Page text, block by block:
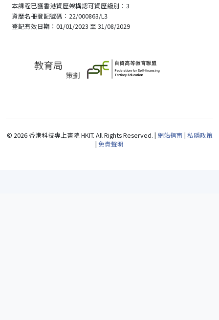
本課程已獲香港資歷架構認可資歷級別：3
資歷名冊登記號碼：22/000863/L3
登記有效日期：01/01/2023 至 31/08/2029
© 2026 香港科技專上書院 HKIT. All Rights Reserved. | 網站指南 | 私隱政策
| 免責聲明